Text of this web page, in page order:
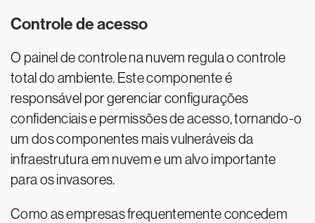
Controle de acesso
O painel de controle na nuvem regula o controle
total do ambiente. Este componente é
responsável por gerenciar configurações
confidenciais e permissões de acesso, tornando-o
um dos componentes mais vulneráveis da
infraestrutura em nuvem e um alvo importante
para os invasores.
Como as empresas frequentemente concedem